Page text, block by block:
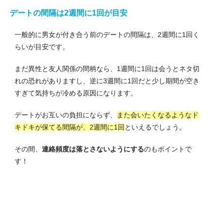
デートの間隔は2週間に1回が目安
一般的に男女が付き合う前のデートの間隔は、2週間に1回く
らいが目安です。
まだ異性と友人関係の間柄なら、1週間に1回は会うとネタ切
れの恐れがありますし、逆に3週間に1回だと少し期間が空き
すぎて気持ちが冷める原因になります。
デートがお互いの負担にならず、
また会いたくなるようなド
キドキが保てる間隔が、2週間に1回 といえるでしょう。
その間、 連絡頻度は落とさないようにするのもポイントで
す！